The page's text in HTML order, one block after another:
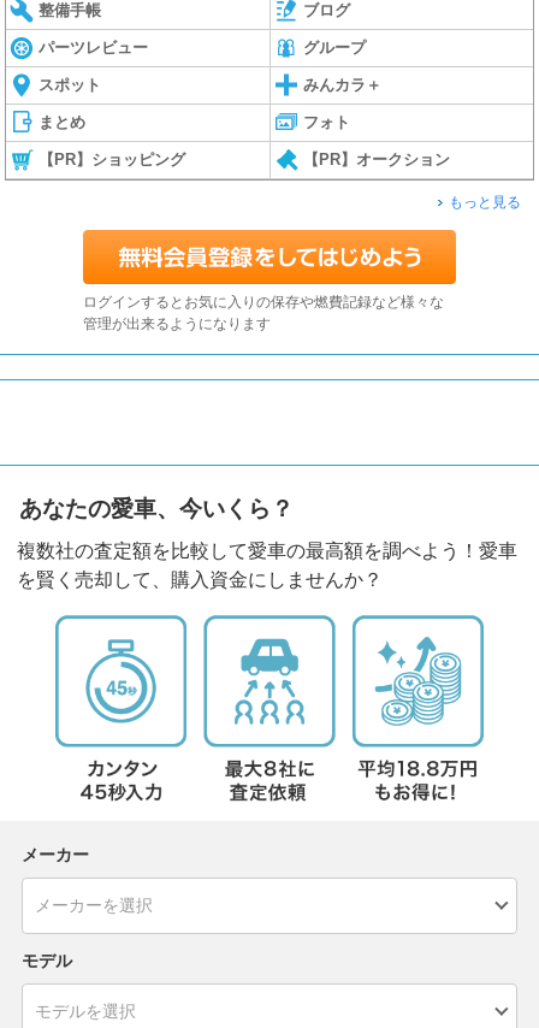
整備手帳 ブログ
パーツレビュー グループ
スポット みんカラ＋
まとめ フォト
【PR】ショッピング 【PR】オークション
もっと見る
ログインするとお気に入りの保存や燃費記録など様々な
管理が出来るようになります
あなたの愛車、今いくら？
複数社の査定額を比較して愛車の最高額を調べよう！愛車
を賢く売却して、購入資金にしませんか？
メーカー
モデル